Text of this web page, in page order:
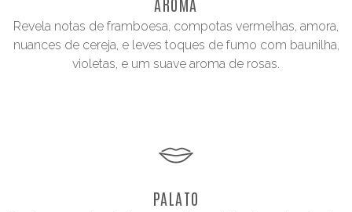
AROMA
Revela notas de framboesa, compotas vermelhas, amora,
nuances de cereja, e leves toques de fumo com baunilha,
violetas, e um suave aroma de rosas.
PALATO